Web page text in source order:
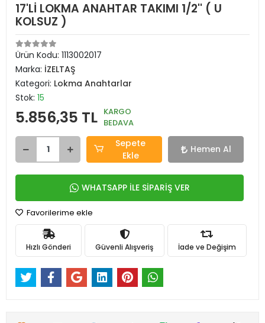
17'Lİ LOKMA ANAHTAR TAKIMI 1/2'' ( U
KOLSUZ )
Ürün Kodu: 1113002017
Marka: İZELTAŞ
Kategori: Lokma Anahtarlar
Stok: 15
5.856,35 TL KARGO
BEDAVA
Sepete
Ekle
Hemen Al
WHATSAPP İLE SİPARİŞ VER
Favorilerime ekle
Hızlı Gönderi Güvenli Alışveriş İade ve Değişim